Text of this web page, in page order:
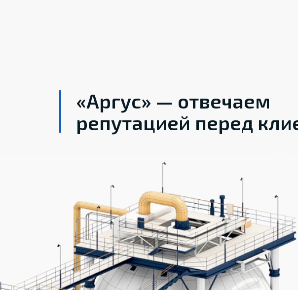
«Аргус» — отвечаем
репутацией перед